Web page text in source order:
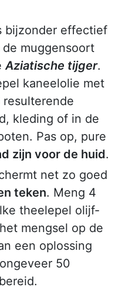
bijzonder effectief
muggensoort
Aziatische tijger.
kaneelolie met
kleding of in de
Pas op, pure
zijn voor de huid.
net zo goed
teken. Meng 4
theelepel olijf-
mengsel op de
een oplossing
50